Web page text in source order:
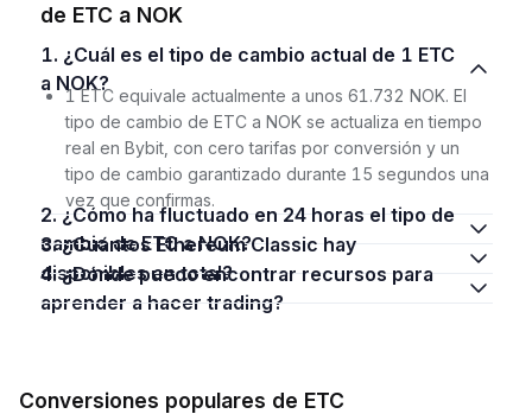
de ETC a NOK
1. ¿Cuál es el tipo de cambio actual de 1 ETC
a NOK?
1 ETC equivale actualmente a unos 61.732 NOK. El
tipo de cambio de ETC a NOK se actualiza en tiempo
real en Bybit, con cero tarifas por conversión y un
tipo de cambio garantizado durante 15 segundos una
vez que confirmas.
2. ¿Cómo ha fluctuado en 24 horas el tipo de
cambio de ETC a NOK?
3. ¿Cuántos Ethereum Classic hay
disponibles en total?
4. ¿Dónde puedo encontrar recursos para
aprender a hacer trading?
Conversiones populares de ETC